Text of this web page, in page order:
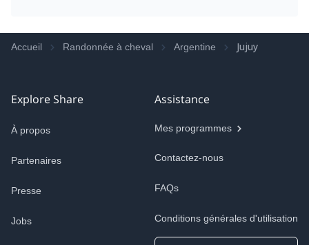
Accueil Randonnée à cheval Argentine Jujuy
Explore Share
À propos
Partenaires
Presse
Jobs
Assistance
Mes programmes
Contactez-nous
FAQs
Conditions générales d'utilisation